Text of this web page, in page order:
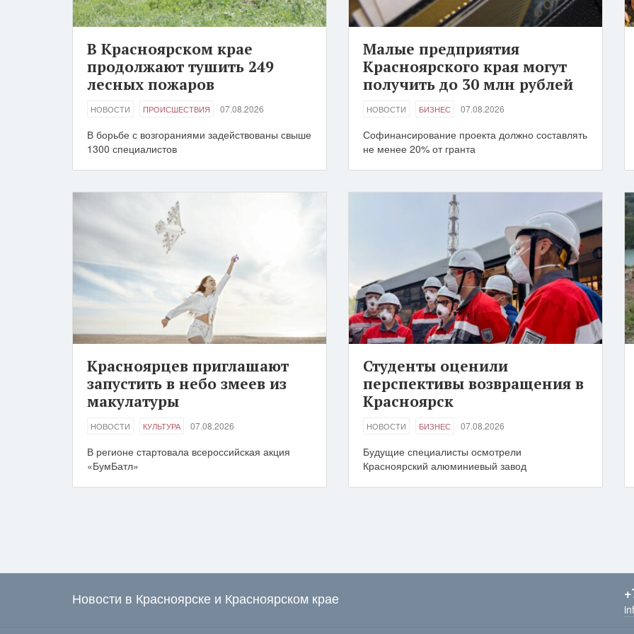
В Красноярском крае
продолжают тушить 249
лесных пожаров
НОВОСТИ ПРОИСШЕСТВИЯ 07.08.2026
В борьбе с возгораниями задействованы свыше
1300 специалистов
Малые предприятия
Красноярского края могут
получить до 30 млн рублей
НОВОСТИ БИЗНЕС 07.08.2026
Софинансирование проекта должно составлять
не менее 20% от гранта
Красноярцев приглашают
запустить в небо змеев из
макулатуры
НОВОСТИ КУЛЬТУРА 07.08.2026
В регионе стартовала всероссийская акция
«БумБатл»
Студенты оценили
перспективы возвращения в
Красноярск
НОВОСТИ БИЗНЕС 07.08.2026
Будущие специалисты осмотрели
Красноярский алюминиевый завод
Новости в Красноярске и Красноярском крае